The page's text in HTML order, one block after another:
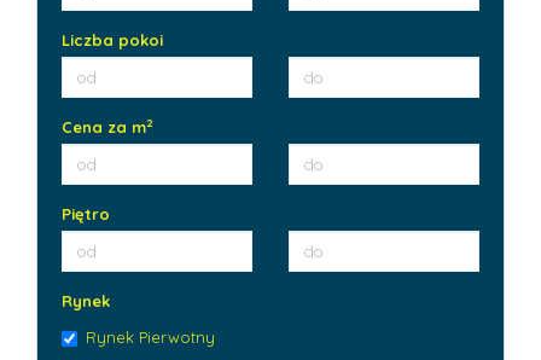
Liczba pokoi
Cena za m2
Piętro
Rynek
Rynek Pierwotny